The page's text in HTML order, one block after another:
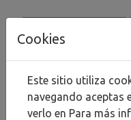
Cookies
Este sitio utiliza
navegando aceptas
verlo en Para más